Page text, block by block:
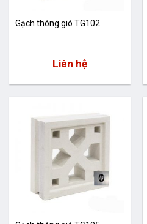
Gạch thông gió TG102
Liên hệ